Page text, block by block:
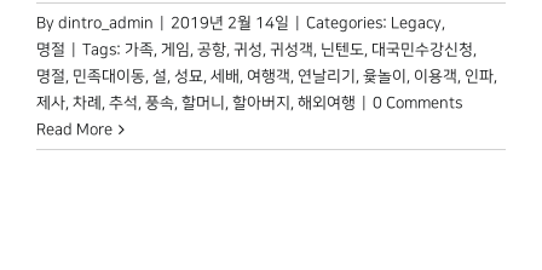
By dintro_admin 2019년 2월 14일 Categories: Legacy
명절
Tags: 가족 게임 공항 귀성 귀성객 닌텐도 대국민수강신청
명절 민족대이동 설 성묘 세배 여행객 연날리기 윷놀이 이용객 인파
제사 차례 추석 풍속 할머니 할아버지 해외여행
0 Comments
Read More